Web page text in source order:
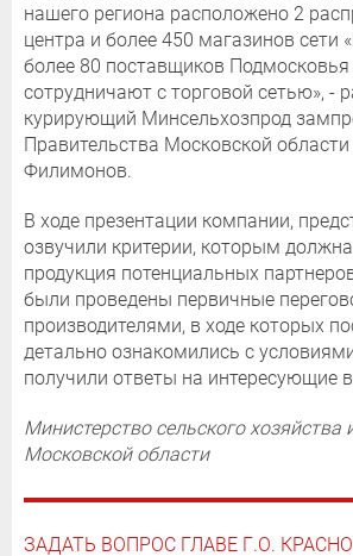
нашего региона расположено 2
центра и более 450 магазинов сети
более 80 поставщиков
сотрудничают с торговой сетью», -
курирующий Минсельхозпрод
Правительства Московской области
Филимонов.
В ходе презентации компании,
озвучили критерии, которым
продукция потенциальных
были проведены первичные
производителями, в ходе которых
детально ознакомились с
получили ответы на интересующие
Министерство сельского хозяйства
Московской области
ЗАДАТЬ ВОПРОС ГЛАВЕ Г.О.